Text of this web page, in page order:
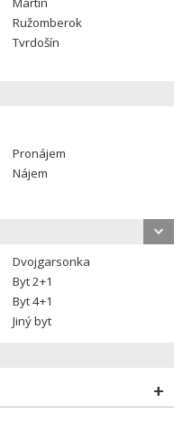
Ružomberok
Tvrdošín
Pronájem
Nájem
Dvojgarsonka
Byt 2+1
Byt 4+1
Jiný byt